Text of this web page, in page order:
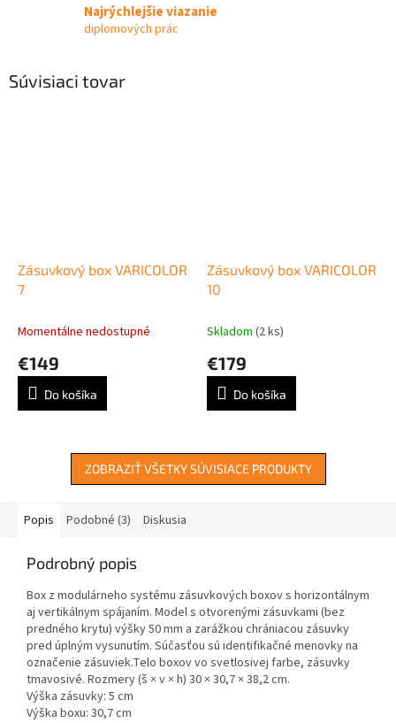
Najrýchlejšie viazanie
diplomových prác
Súvisiaci tovar
Zásuvkový box VARICOLOR
7
Momentálne nedostupné
€149
Do košíka
Zásuvkový box VARICOLOR
10
Skladom (2 ks)
€179
Do košíka
ZOBRAZIŤ VŠETKY SÚVISIACE PRODUKTY
Popis Podobné (3) Diskusia
Podrobný popis
Box z modulárneho systému zásuvkových boxov s horizontálnym
aj vertikálnym spájaním. Model s otvorenými zásuvkami (bez
predného krytu) výšky 50 mm a zarážkou chrániacou zásuvky
pred úplným vysunutím. Súčasťou sú identifikačné menovky na
označenie zásuviek.Telo boxov vo svetlosivej farbe, zásuvky
tmavosivé. Rozmery (š × v × h) 30 × 30,7 × 38,2 cm.
Výška zásuvky: 5 cm
Výška boxu: 30,7 cm